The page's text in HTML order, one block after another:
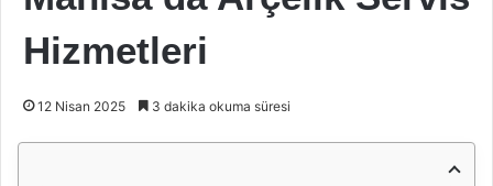
Hizmetleri
12 Nisan 2025 3 dakika okuma süresi